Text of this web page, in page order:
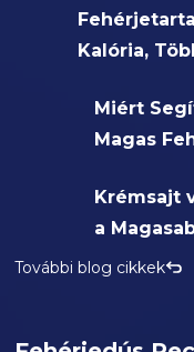
Kalória,
Miért
Magas
Krémsajt
a
További blog cikkek